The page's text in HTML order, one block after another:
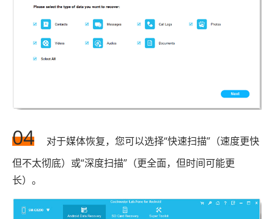
04
对于媒体恢复，您可以选择“快速扫描”（速度更快
但不太彻底）或“深度扫描”（更全面，但时间可能更
长）。